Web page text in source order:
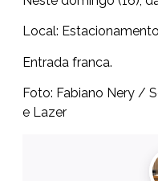
Local:
Entrada franca.
Foto: Fabiano Nery /
e Lazer